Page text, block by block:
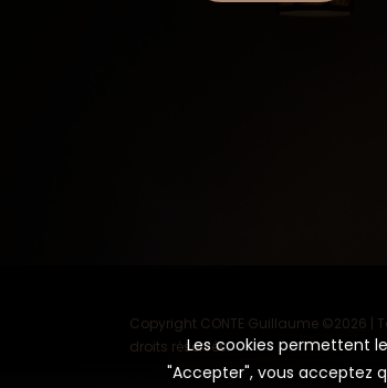
Copyright CONTE Guillaume ©2026 |
droits réservés.Les cookies permettent
"Accepter", vous acceptez